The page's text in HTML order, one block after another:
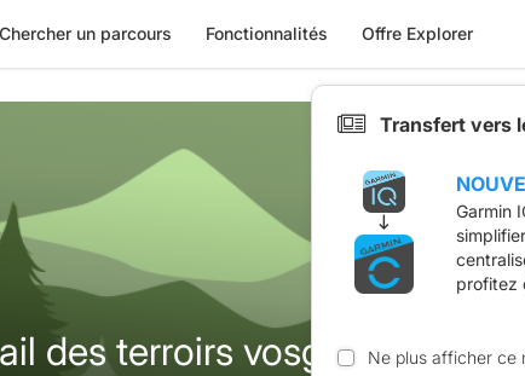
Chercher un parcours Fonctionnalités Offre Explorer
des terroirs vosgiens 2025
Transfert vers
Garmin
profitez
Ne plus afficher ce